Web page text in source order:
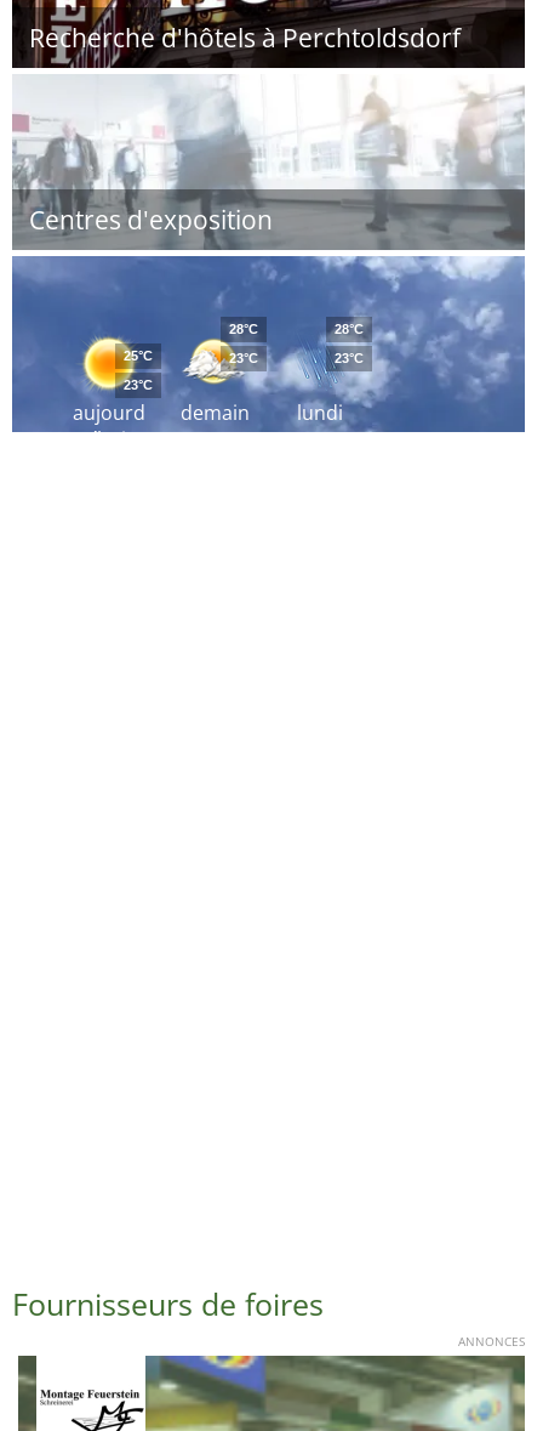
Recherche d'hôtels à Perchtoldsdorf
Centres d'exposition
aujourd
´hui
25°C
23°C
demain
28°C
23°C
lundi
28°C
23°C
Fournisseurs de foires
ANNONCES